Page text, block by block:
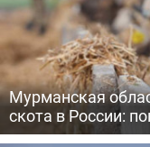
Мурманская
скота в России: